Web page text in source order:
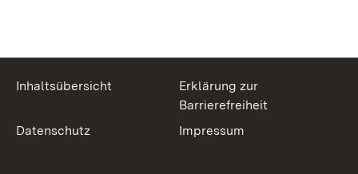
Inhaltsübersicht
Erklärung zur
Barrierefreiheit
Datenschutz
Impressum